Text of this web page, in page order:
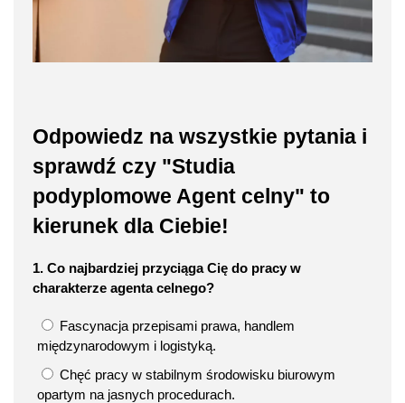
Odpowiedz na wszystkie pytania i
sprawdź czy "Studia
podyplomowe Agent celny" to
kierunek dla Ciebie!
1. Co najbardziej przyciąga Cię do pracy w
charakterze agenta celnego?
Fascynacja przepisami prawa, handlem
międzynarodowym i logistyką.
Chęć pracy w stabilnym środowisku biurowym
opartym na jasnych procedurach.